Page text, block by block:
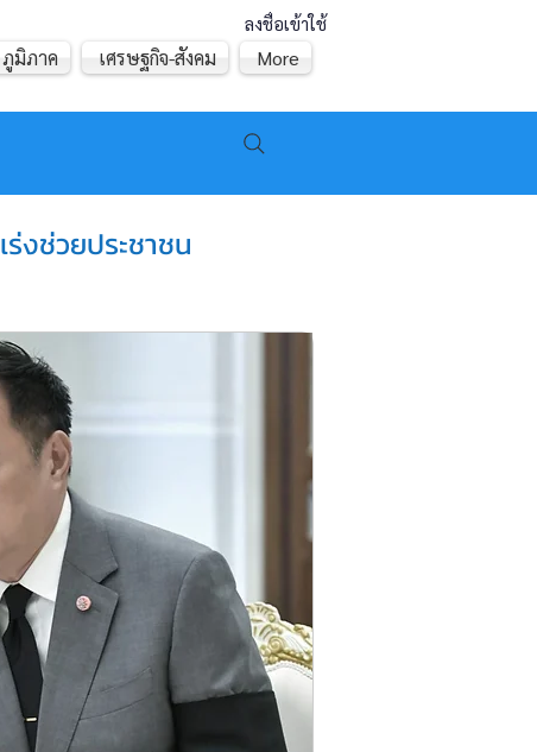
ลงชื่อเข้าใช้
ภูมิภาค เศรษฐกิจ-สังคม More
งช่วยประชาชน